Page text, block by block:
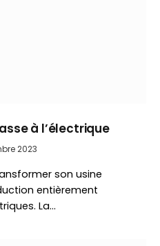
à l’électrique
2023
son usine
entièrement
La…